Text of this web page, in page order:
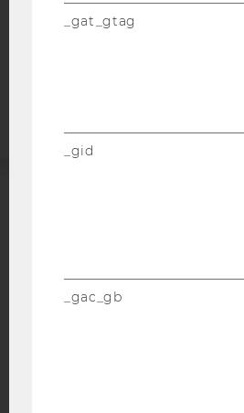
COOKIE
_gat_gtag
_gid
_gac_gb